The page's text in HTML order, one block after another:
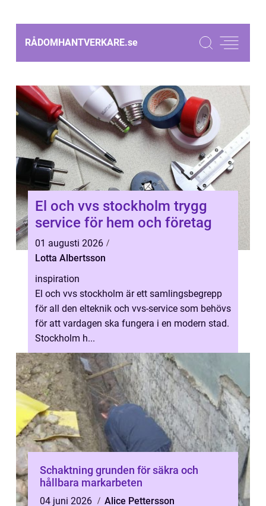
RÅDOMHANTVERKARE.se
El och vvs stockholm trygg
service för hem och företag
01 augusti 2026
Lotta Albertsson
inspiration
El och vvs stockholm är ett samlingsbegrepp
för all den elteknik och vvs-service som behövs
för att vardagen ska fungera i en modern stad.
Stockholm h...
Schaktning grunden för säkra och
hållbara markarbeten
04 juni 2026
Alice Pettersson